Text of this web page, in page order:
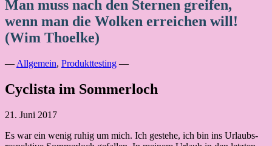
Man muss nach den Sternen greifen,
wenn man die Wolken erreichen will!
(Wim Thoelke)
— Allgemein, Produkttesting —
Cyclista im Sommerloch
21. Juni 2017
Es war ein wenig ruhig um mich. Ich gestehe, ich bin ins Urlaubs-